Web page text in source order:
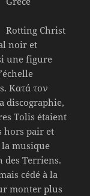
Rotting Christ
noir et
une figure
Κατά τον
discographie,
Tolis étaient
hors pair et
musique
des Terriens.
cédé à la
monter plus